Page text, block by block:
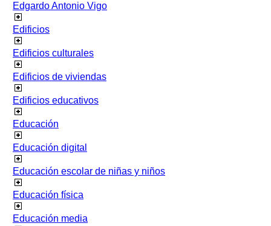
Edgardo Antonio Vigo
Edificios
Edificios culturales
Edificios de viviendas
Edificios educativos
Educación
Educación digital
Educación escolar de niñas y niños
Educación física
Educación media